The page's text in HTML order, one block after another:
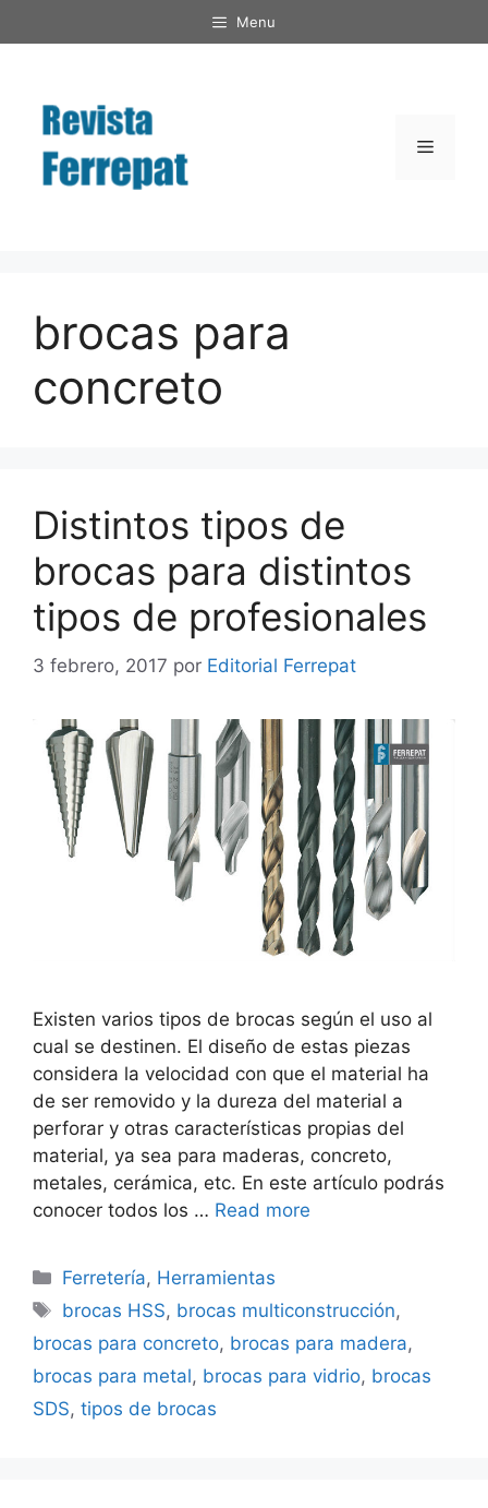
al
Menu
Menú
brocas para
concreto
Distintos tipos de
brocas para distintos
tipos de profesionales
3 febrero, 2017 por Editorial Ferrepat
Existen varios tipos de brocas según el uso al
cual se destinen. El diseño de estas piezas
considera la velocidad con que el material ha
de ser removido y la dureza del material a
perforar y otras características propias del
material, ya sea para maderas, concreto,
metales, cerámica, etc. En este artículo podrás
conocer todos los … Read more
Categorías
Ferretería, Herramientas
Etiquetas
brocas HSS, brocas multiconstrucción,
brocas para concreto, brocas para madera,
brocas para metal, brocas para vidrio, brocas
SDS, tipos de brocas